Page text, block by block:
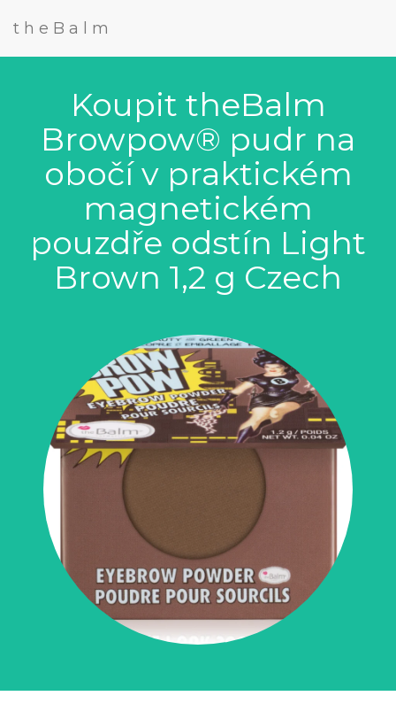
theBalm
Koupit theBalm
Browpow® pudr na
obočí v praktickém
magnetickém
pouzdře odstín Light
Brown 1,2 g Czech